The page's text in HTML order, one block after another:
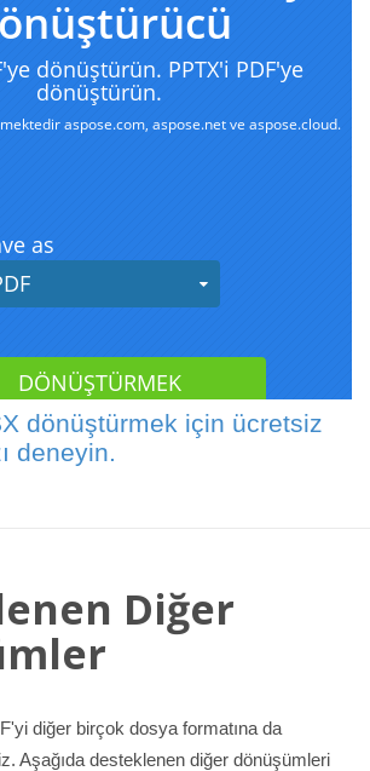
dönüştürmek için ücretsiz
deneyin.
Diğer
diğer birçok dosya formatına da
Aşağıda desteklenen diğer dönüşümleri